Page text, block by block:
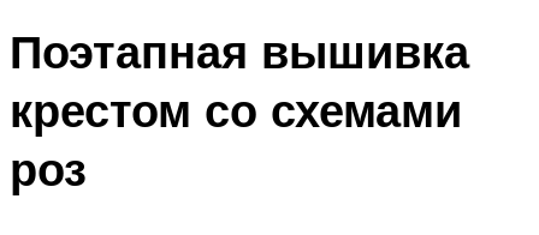
Поэтапная вышивка
крестом со схемами
роз